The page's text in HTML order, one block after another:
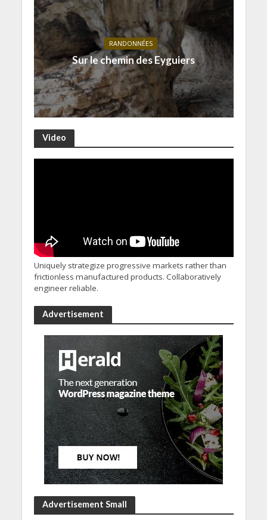
RANDONNÉES
Sur le chemin des Eyguiers
Video
Uniquely strategize progressive markets rather than
frictionless manufactured products. Collaboratively
engineer reliable.
Advertisement
Advertisement Small